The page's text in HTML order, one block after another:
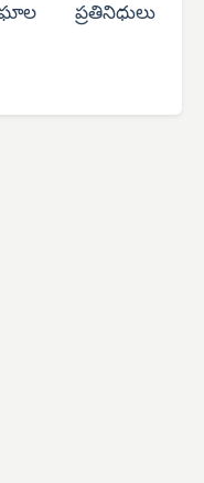
ప్రతినిధులు